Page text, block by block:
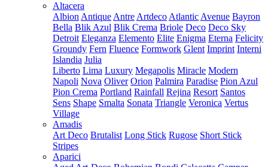
Altacera
Albion Antique Antre Artdeco Atlantic Avenue Bayron
Bella Blik Azul Blik Crema Briole Deco Deco Sky
Detroit Eleganza Elemento Elite Enigma Eterna Felicity
Groundy Fern Fluence Formwork Glent Imprint Interni
Islandia Julia
Liberto Lima Luxury Megapolis Miracle Modern
Napoli Nova Oliver Orion Palmira Paradise Pion Azul
Pion Crema Portland Rainfall Rejina Resort Santos
Sens Shape Smalta Sonata Triangle Veronica Vertus
Village
Amadis
Art Deco Brutalist Long Stick Rugose Short Stick
Stripes
Aparici